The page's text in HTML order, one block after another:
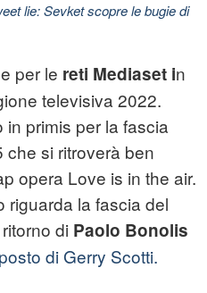
lie: Sevket scopre le bugie di
per le reti Mediaset in
televisiva 2022.
primis per la fascia
che si ritroverà ben
opera Love is in the air.
riguarda la fascia del
di Paolo Bonolis
di Gerry Scotti.